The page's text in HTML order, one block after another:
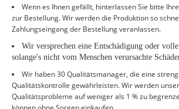
Wenn es Ihnen gefällt, hinterlassen Sie bitte
zur Bestellung. Wir werden die Produktion so
Zahlungseingang der Bestellung veranlassen.
Wir versprechen eine Entschädigung oder volle
solange's nicht vom Menschen verursachte
Wir haben 30 Qualitätsmanager, die eine
Qualitätskontrolle gewährleisten. Wir werden
Qualitätsprobleme auf weniger als 1 % zu